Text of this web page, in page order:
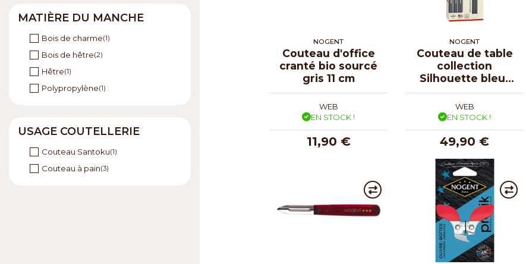
MATIÈRE DU MANCHE
Bois de charme(1)
Bois de hêtre(2)
Hêtre(1)
Polypropylène(1)
USAGE COUTELLERIE
Couteau Santoku(1)
Couteau à pain(3)
NOGENT
Couteau d'office
cranté bio sourcé
gris 11 cm
WEB
EN STOCK !
11,90 €
NOGENT
Couteau de table
collection
Silhouette bleu-
gris - par 4
WEB
EN STOCK !
49,90 €